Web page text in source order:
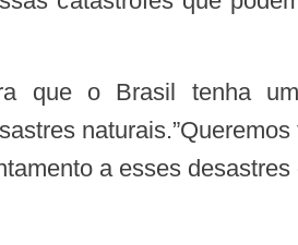
a esses desastres